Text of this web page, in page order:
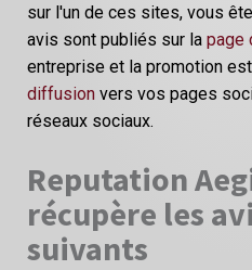
sur l'un de ces sites, vous
avis sont publiés sur la page
entreprise et la promotion
diffusion vers vos pages
réseaux sociaux.
Reputation
récupère les
suivants